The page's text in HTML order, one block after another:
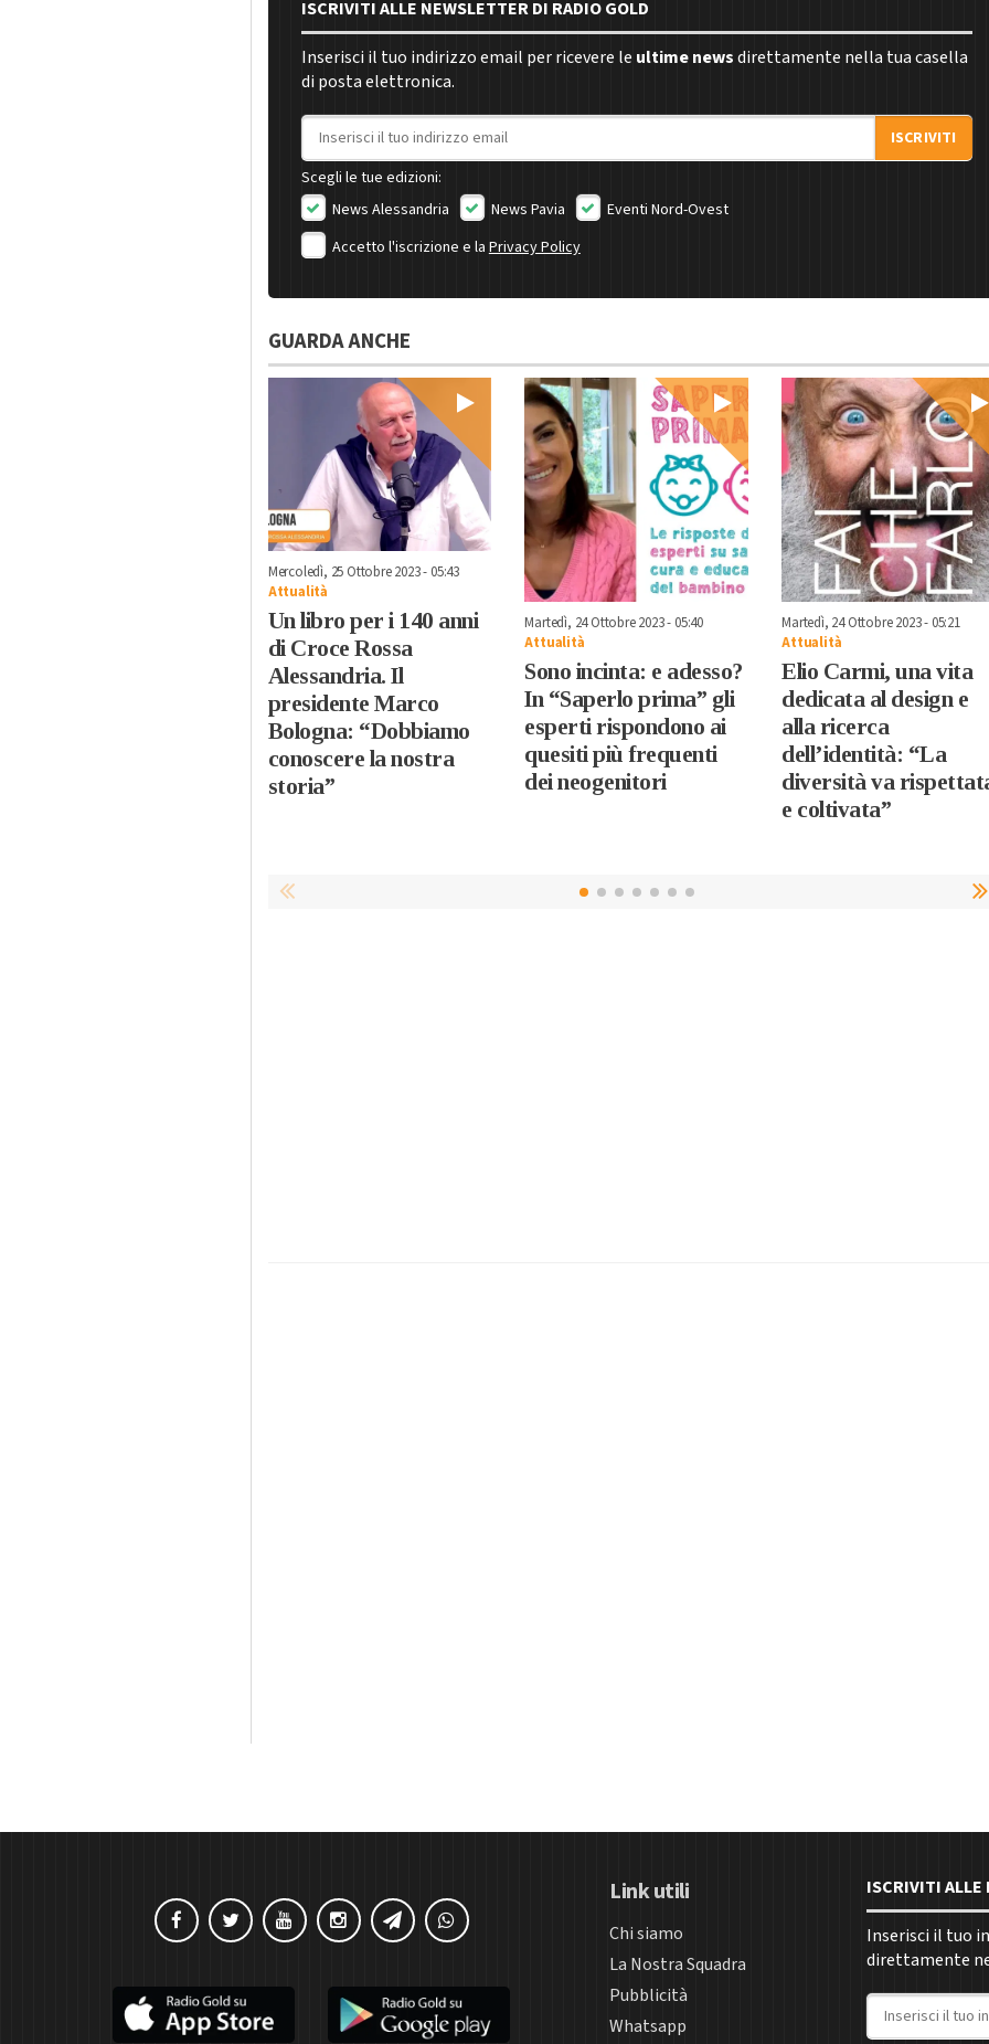
ISCRIVITI ALLE NEWSLETTER DI RADIO GOLD
Inserisci il tuo indirizzo email per ricevere le ultime newsdirettamente nella tua casella
di posta elettronica.
Indirizzo email
ISCRIVITI
Scegli le tue edizioni:
News Alessandria
News Pavia
Eventi Nord-Ovest
Accetto l'iscrizione e laPrivacy Policy
GUARDA ANCHE
Mercoledì, 25 Ottobre 2023 - 05:43
Attualità
Un libro per i 140 anni
di Croce Rossa
Alessandria. Il
presidente Marco
Bologna: “Dobbiamo
conoscere la nostra
storia”
Martedì, 24 Ottobre 2023 - 05:40
Attualità
Sono incinta: e adesso?
In “Saperlo prima” gli
esperti rispondono ai
quesiti più frequenti
dei neogenitori
Martedì, 24 Ottobre 2023 - 05:21
Attualità
Elio Carmi, una vita
dedicata al design e
alla ricerca
dell’identità: “La
diversità va
e coltivata”
Link utili
Chi siamo
La Nostra Squadra
Pubblicità
Whatsapp
ISCRIVITI ALLE
Inserisci il tuo
direttamente
Indirizzo email